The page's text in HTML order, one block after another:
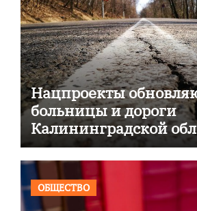
Нацпроекты
больницы и дороги
Калининградской
ОБЩЕСТВО